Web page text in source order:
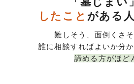
したこと がある
難しそう、面倒くさそ
誰に相談すればよいか分か
諦める方がほど